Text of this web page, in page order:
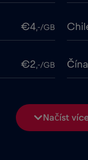
€4,-/GB
€2,-/GB Čína
€18,-/GB
Načíst